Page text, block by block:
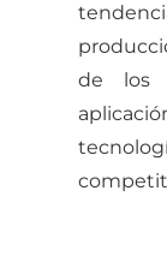
de los